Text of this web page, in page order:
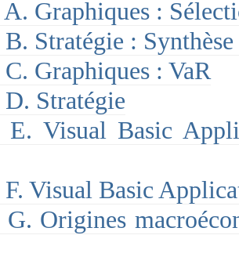
Graphiques :
Stratégie : Synthèse
Graphiques : VaR
Stratégie
E. Visual Basic
Visual Basic
Origines